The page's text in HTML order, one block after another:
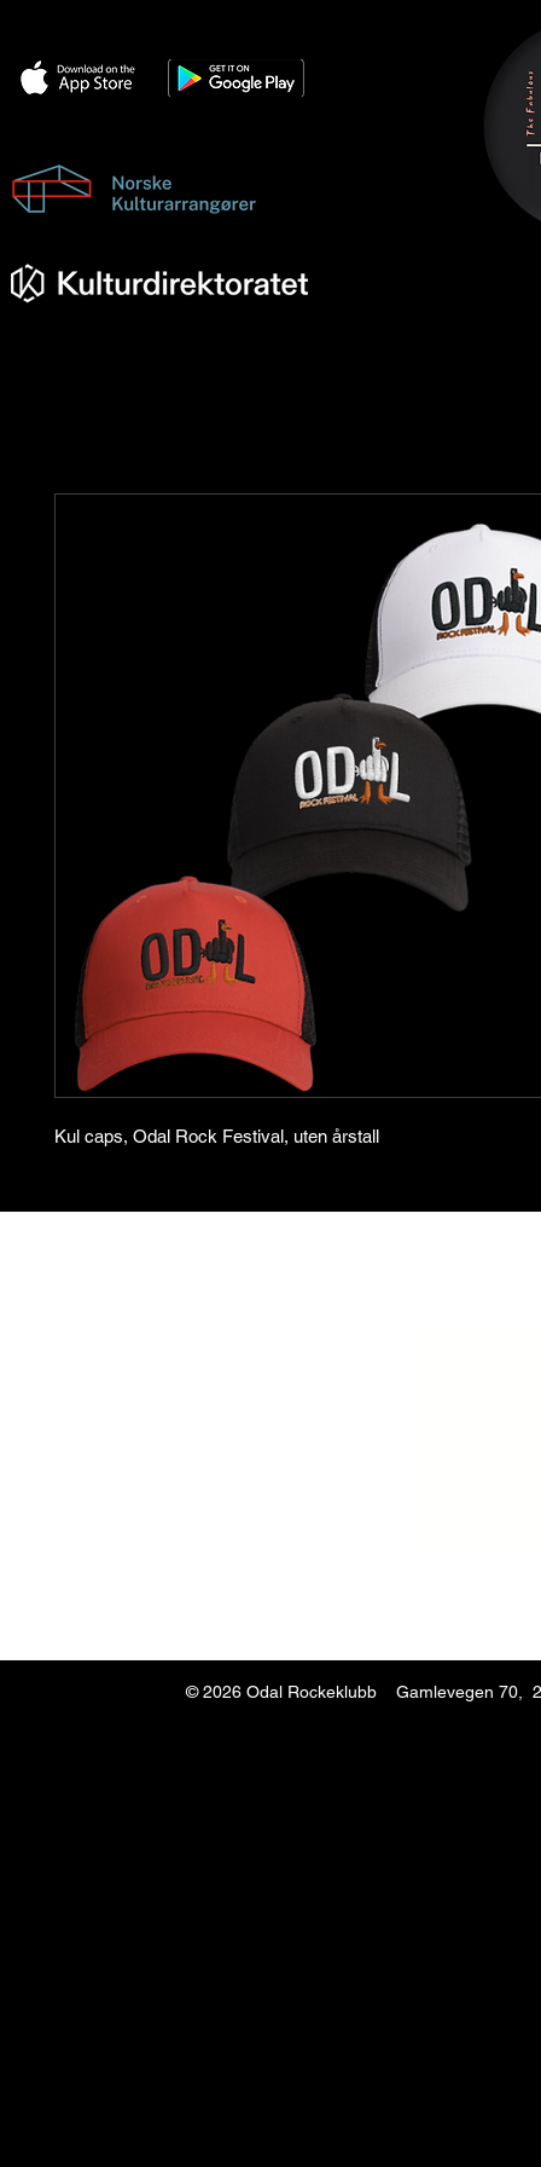
Kul caps, Odal Rock Festival, uten årstall
© 2026 Odal Rockeklubb Gamlevegen